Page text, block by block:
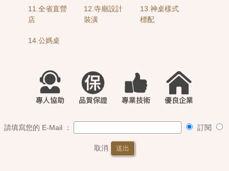
11.全省直營
店
12.寺廟設計
裝潢
13.神桌樣式
標配
14.公媽桌
請填寫您的 E-Mail ： 訂閱
取消 送出